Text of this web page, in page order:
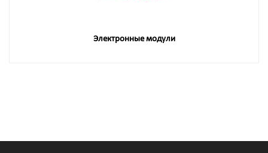
Электронные модули